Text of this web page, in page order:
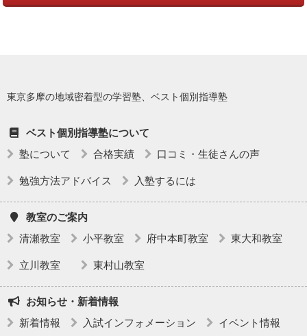
東京多摩の地域密着型の学習塾、ベスト個別指導塾
ベスト個別指導塾について
塾について
合格実績 口コミ・生徒さんの声
勉強方法アドバイス 入塾するには
教室のご案内
清瀬教室
小平教室 府中本町教室 東大和教室
立川教室 東村山教室
お知らせ・新着情報
新着情報
入試インフォメーション イベント情報